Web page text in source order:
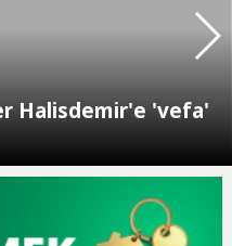
Halisdemir'e 'vefa'